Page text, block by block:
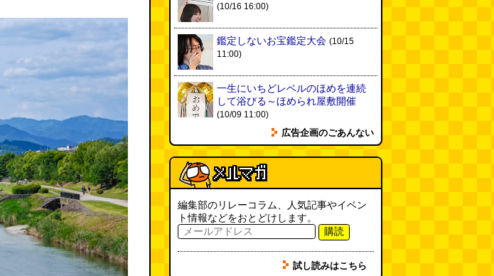
(10/16 16:00)
鑑定しないお宝鑑定大会 (10/15
11:00)
一生にいちどレベルのほめを連続
して浴びる～ほめられ屋敷開催
(10/09 11:00)
広告企画のごあんない
編集部のリレーコラム、人気記事やイベン
ト情報などをおとどけします。
購読
試し読みはこちら